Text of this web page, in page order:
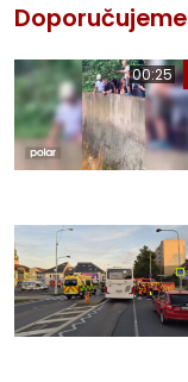
Doporučujeme
00:25